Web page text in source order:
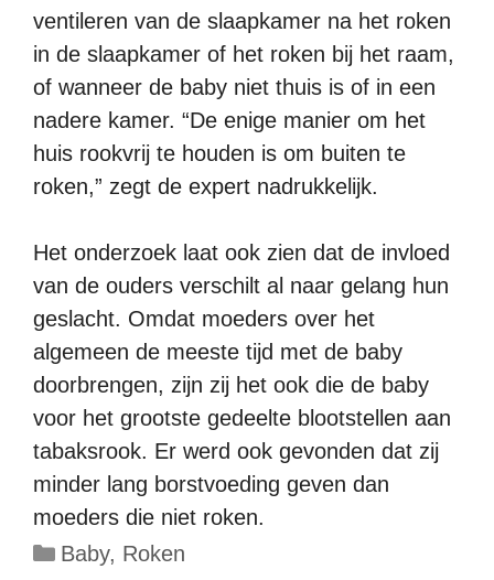
ventileren van de slaapkamer na het roken
in de slaapkamer of het roken bij het raam,
of wanneer de baby niet thuis is of in een
nadere kamer. “De enige manier om het
huis rookvrij te houden is om buiten te
roken,” zegt de expert nadrukkelijk.
Het onderzoek laat ook zien dat de invloed
van de ouders verschilt al naar gelang hun
geslacht. Omdat moeders over het
algemeen de meeste tijd met de baby
doorbrengen, zijn zij het ook die de baby
voor het grootste gedeelte blootstellen aan
tabaksrook. Er werd ook gevonden dat zij
minder lang borstvoeding geven dan
moeders die niet roken.
Categorieën
Baby, Roken